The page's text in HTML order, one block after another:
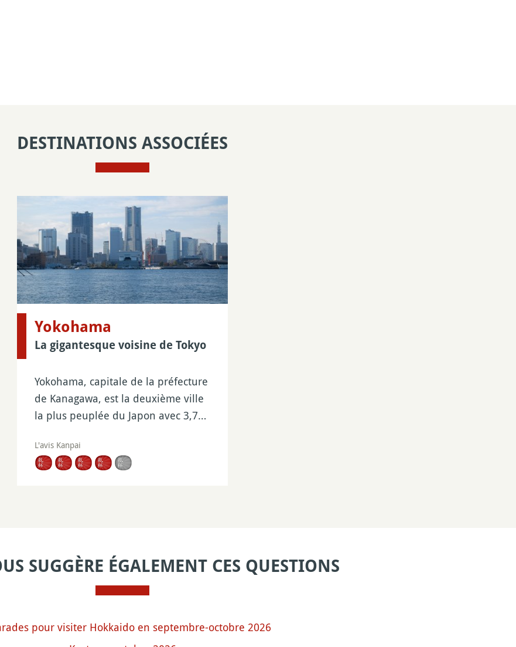
DESTINATIONS ASSOCIÉES
Yokohama
La gigantesque voisine de Tokyo
Yokohama, capitale de la préfecture
de Kanagawa, est la deuxième ville
la plus peuplée du Japon avec 3,7…
L'avis Kanpai
SUGGÈRE ÉGALEMENT CES QUESTIONS
pour visiter Hokkaido en septembre-octobre 2026